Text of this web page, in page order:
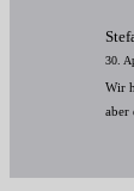
30.
Wir
aber